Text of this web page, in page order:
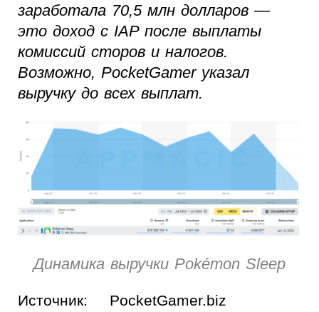
заработала 70,5 млн долларов —
это доход с IAP после выплаты
комиссий сторов и налогов.
Возможно, PocketGamer указал
выручку до всех выплат.
Динамика выручки Pokémon Sleep
Источник: PocketGamer.biz